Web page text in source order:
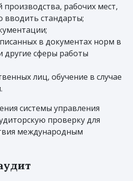
производства, рабочих мест,
вводить стандарты;
в документах норм в
другие сферы работы
лиц, обучение в случае
системы управления
проверку для
международным